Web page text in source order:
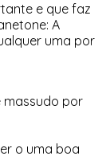
e que faz
A
uma por
massudo por
o uma boa